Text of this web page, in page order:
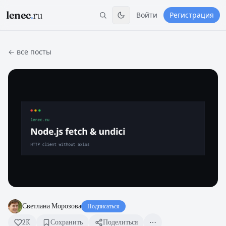
lenec.ru Войти Регистрация
← все посты
Светлана Морозова Подписаться
2K Сохранить Поделиться